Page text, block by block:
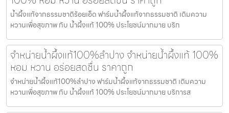
น้ำผึ้งแท้จากธรรมชาติร้อยเอ็ด ฟาร์มน้ำผึ้งแท้จากธรรมชาติ เติมความ
หวานเพื่อสุขภาพ กับ น้ำผึ้งแท้ 100% ประโยชน์มากมาย บริก
จำหน่ายน้ำผึ้งแท้100%ลำปาง จำหน่ายน้ำผึ้งแท้ 100%
หอม หวาน อร่อยสดชื่น ราคาถูก
จำหน่ายน้ำผึ้งแท้100%ลำปาง ฟาร์มน้ำผึ้งแท้จากธรรมชาติ เติมความ
หวานเพื่อสุขภาพ กับ น้ำผึ้งแท้ 100% ประโยชน์มากมาย บริการส